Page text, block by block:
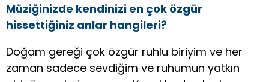
Müziğinizde kendinizi en çok özgür
hissettiğiniz anlar hangileri?
Doğam gereği çok özgür ruhlu biriyim ve her
zaman sadece sevdiğim ve ruhumun yatkın